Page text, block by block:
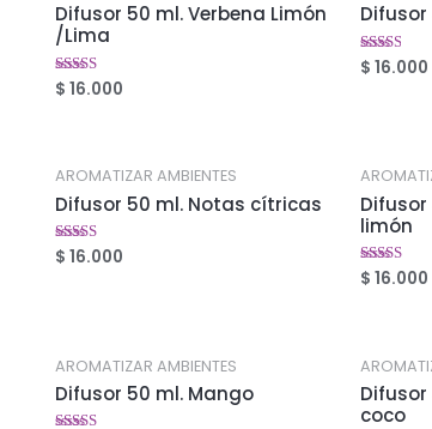
Difusor 50 ml. Verbena Limón
/Lima
Valorado
en
$ 16.000
Difusor
Valorado
en
$ 16.000
AROMATIZAR AMBIENTES
Difusor 50 ml. Notas cítricas
Valorado
en
$ 16.000
limón
Valorado
en
$ 16.000
AROMATIZAR AMBIENTES
Difusor 50 ml. Mango
coco